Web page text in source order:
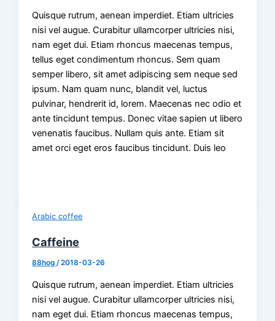
Quisque rutrum, aenean imperdiet. Etiam ultricies
nisi vel augue. Curabitur ullamcorper ultricies nisi,
nam eget dui. Etiam rhoncus maecenas tempus,
tellus eget condimentum rhoncus. Sem quam
semper libero, sit amet adipiscing sem neque sed
ipsum. Nam quam nunc, blandit vel, luctus
pulvinar, hendrerit id, lorem. Maecenas nec odio et
ante tincidunt tempus. Donec vitae sapien ut libero
venenatis faucibus. Nullam quis ante. Etiam sit
amet orci eget eros faucibus tincidunt. Duis leo
Arabic coffee
Caffeine
88hog/2018-03-26
Quisque rutrum, aenean imperdiet. Etiam ultricies
nisi vel augue. Curabitur ullamcorper ultricies nisi,
nam eget dui. Etiam rhoncus maecenas tempus,